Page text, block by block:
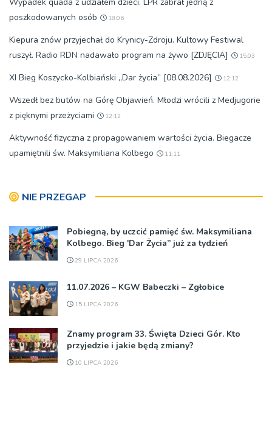
poszkodowanych osób
18:06
Kiepura znów przyjechał do Krynicy-Zdroju. Kultowy Festiwal
ruszył. Radio RDN nadawało program na żywo [ZDJĘCIA]
15:03
XI Bieg Koszycko-Kolbiański „Dar życia” [08.08.2026] 12:12
Wszedł bez butów na Górę Objawień. Młodzi wrócili z Medjugorie
z pięknymi przeżyciami
12:12
Aktywność fizyczna z propagowaniem wartości życia. Biegacze
upamiętnili św. Maksymiliana Kolbego
11:11
NIE PRZEGAP
Pobiegną, by uczcić pamięć św. Maksymiliana
Kolbego. Bieg 'Dar Życia” już za tydzień
29 LIPCA 2026
11.07.2026 – KGW Babeczki – Zgłobice
15 LIPCA 2026
Znamy program 33. Święta Dzieci Gór. Kto
przyjedzie i jakie będą zmiany?
10 LIPCA 2026